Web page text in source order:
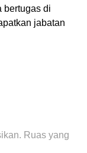
bertugas di
jabatan
Ruas yang